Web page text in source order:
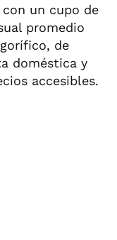
un cupo de
promedio
de
doméstica y
accesibles.